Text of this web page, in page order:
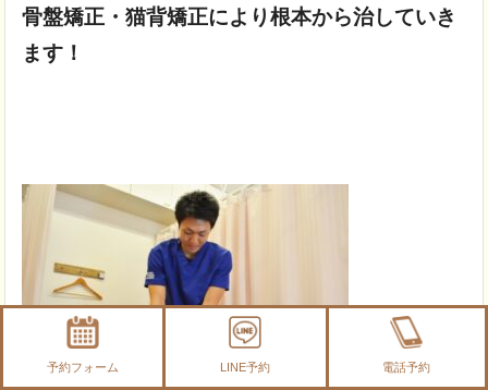
骨盤矯正・猫背矯正により根本から治していき
ます！
予約フォーム LINE予約 電話予約